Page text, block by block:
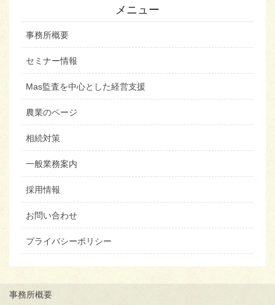
メニュー
事務所概要
セミナー情報
Mas監査を中心とした経営支援
農業のページ
相続対策
一般業務案内
採用情報
お問い合わせ
プライバシーポリシー
事務所概要